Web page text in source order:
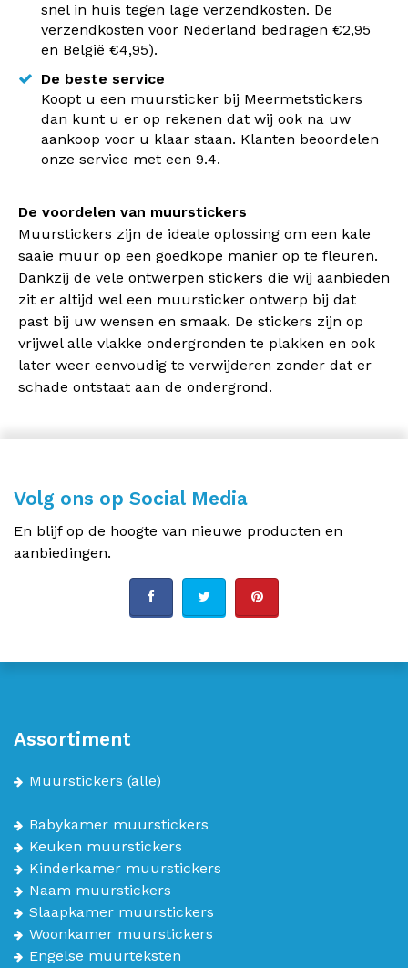
snel in huis tegen lage verzendkosten. De
verzendkosten voor Nederland bedragen €2,95
en België €4,95).
De beste service
Koopt u een muursticker bij Meermetstickers
dan kunt u er op rekenen dat wij ook na uw
aankoop voor u klaar staan. Klanten beoordelen
onze service met een 9.4.
De voordelen van muurstickers
Muurstickers zijn de ideale oplossing om een kale
saaie muur op een goedkope manier op te fleuren.
Dankzij de vele ontwerpen stickers die wij aanbieden
zit er altijd wel een muursticker ontwerp bij dat
past bij uw wensen en smaak. De stickers zijn op
vrijwel alle vlakke ondergronden te plakken en ook
later weer eenvoudig te verwijderen zonder dat er
schade ontstaat aan de ondergrond.
Volg ons op Social Media
En blijf op de hoogte van nieuwe producten en
aanbiedingen.
Assortiment
Muurstickers (alle)
Babykamer muurstickers
Keuken muurstickers
Kinderkamer muurstickers
Naam muurstickers
Slaapkamer muurstickers
Woonkamer muurstickers
Engelse muurteksten